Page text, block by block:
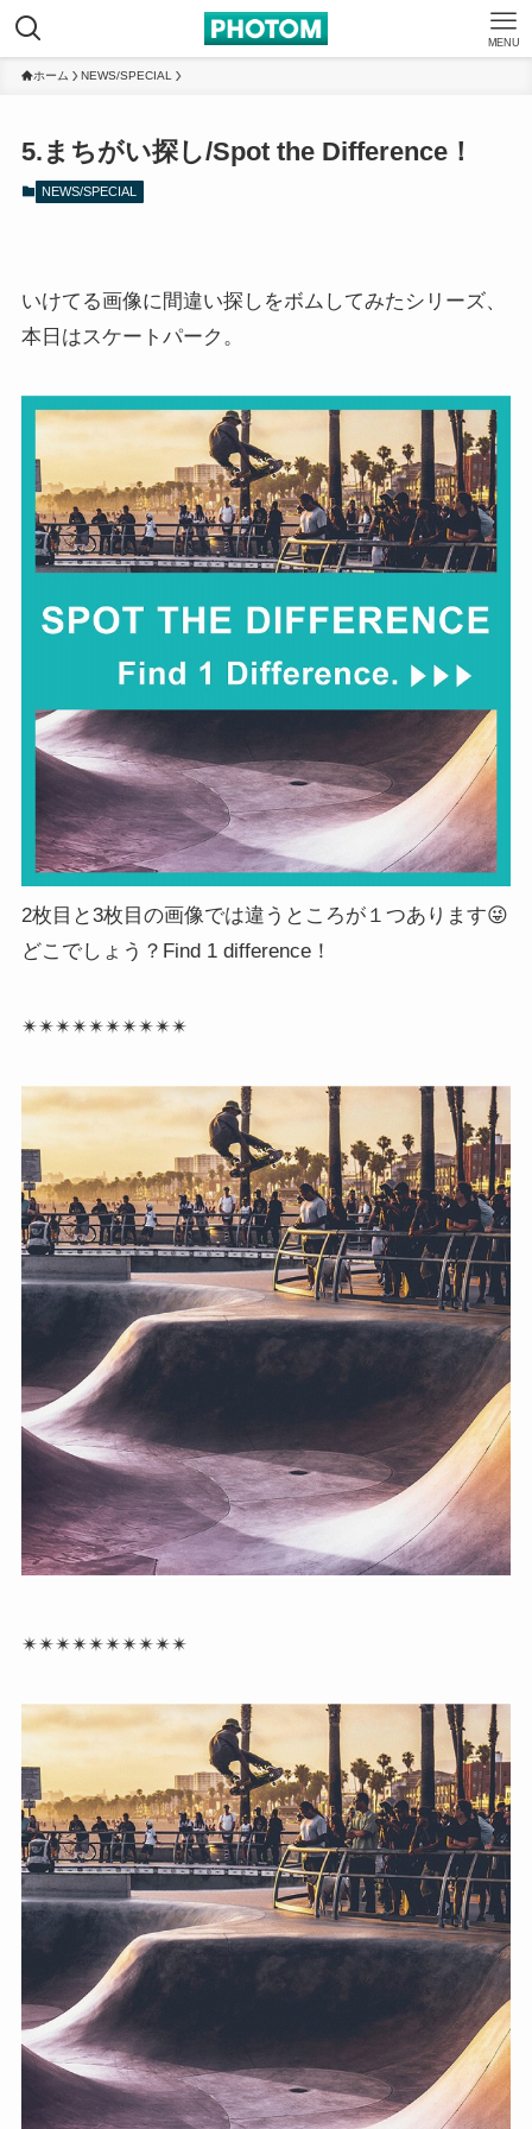
MENU
ホーム NEWS/SPECIAL
5.まちがい探し/Spot the Difference！
NEWS/SPECIAL
いけてる画像に間違い探しをボムしてみたシリーズ、
本日はスケートパーク。
2枚目と3枚目の画像では違うところが１つあります😜
どこでしょう？Find 1 difference！
✴︎✴︎✴︎✴︎✴︎✴︎✴︎✴︎✴︎✴︎
✴︎✴︎✴︎✴︎✴︎✴︎✴︎✴︎✴︎✴︎